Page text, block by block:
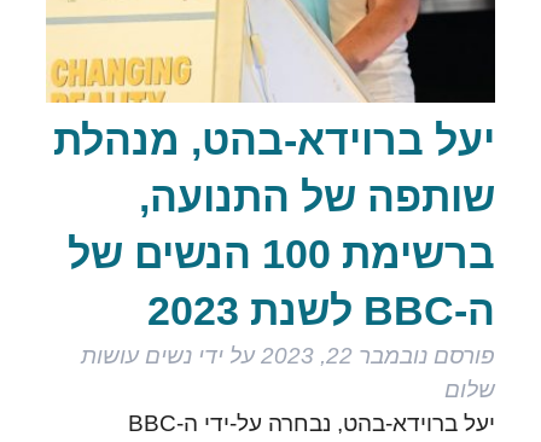
יעל ברוידא-בהט, מנהלת
שותפה של התנועה,
ברשימת 100 הנשים של
ה-BBC לשנת 2023
פורסם נובמבר 22, 2023 על ידי נשים עושות
שלום
יעל ברוידא-בהט, נבחרה על-ידי ה-BBC